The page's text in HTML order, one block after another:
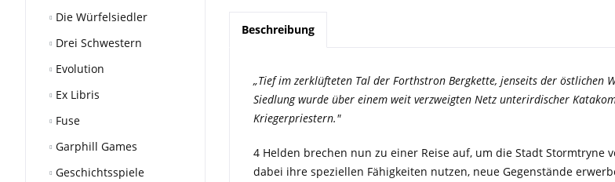
Die Würfelsiedler
Drei Schwestern
Evolution
Ex Libris
Fuse
Garphill Games
Geschichtsspiele
Beschreibung
„Tief im zerklüfteten Tal der Forthstron Bergkette, jenseits der östlichen
Siedlung wurde über einem weit verzweigten Netz unterirdischer
Kriegerpriestern."
4 Helden brechen nun zu einer Reise auf, um die Stadt
dabei ihre speziellen Fähigkeiten nutzen, neue Gegenstände